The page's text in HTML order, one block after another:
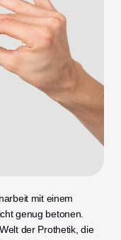
mit einem
genug betonen.
der Prothetik, die